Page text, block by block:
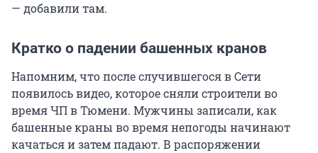
— добавили там.
Кратко о падении башенных кранов
Напомним, что после случившегося в Сети
появилось видео, которое сняли строители во
время ЧП в Тюмени. Мужчины записали, как
башенные краны во время непогоды начинают
качаться и затем падают. В распоряжении